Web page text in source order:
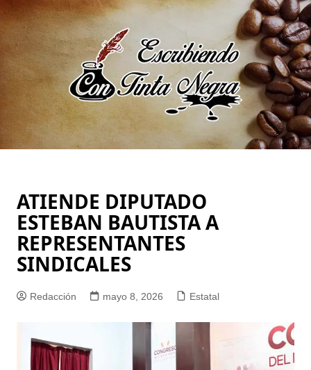
Saltar
al
contenido
ATIENDE DIPUTADO
ESTEBAN BAUTISTA A
REPRESENTANTES
SINDICALES
Redacción mayo 8, 2026 Estatal